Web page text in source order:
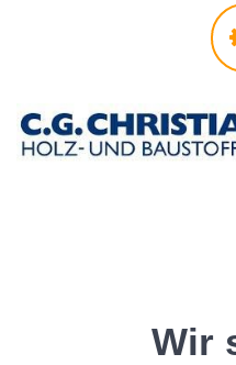
Wir